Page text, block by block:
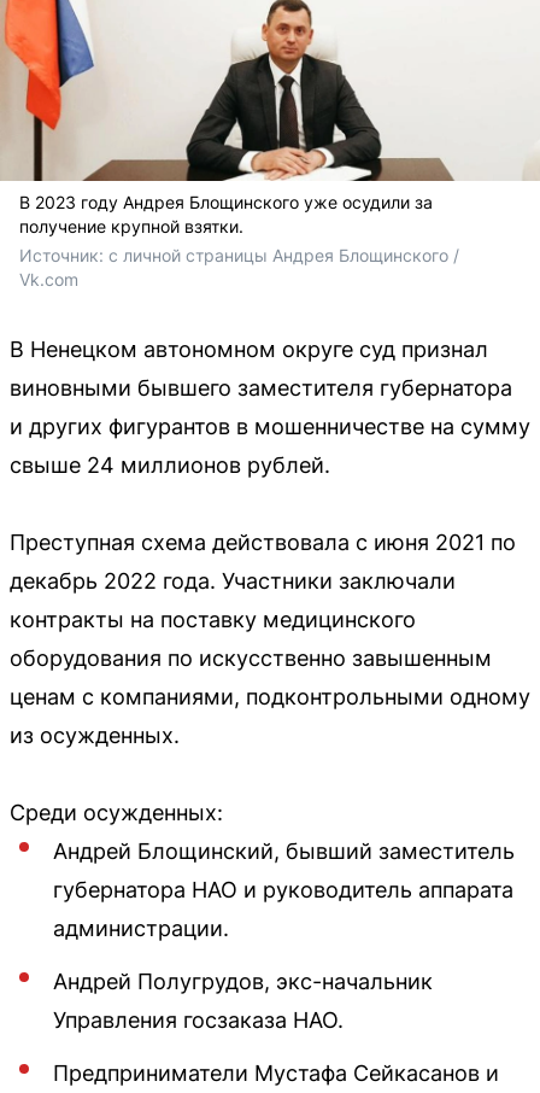
В 2023 году Андрея Блощинского уже осудили за
получение крупной взятки.
Источник: с личной страницы Андрея Блощинского /
Vk.com
В Ненецком автономном округе суд признал
виновными бывшего заместителя губернатора
и других фигурантов в мошенничестве на сумму
свыше 24 миллионов рублей.
Преступная схема действовала с июня 2021 по
декабрь 2022 года. Участники заключали
контракты на поставку медицинского
оборудования по искусственно завышенным
ценам с компаниями, подконтрольными одному
из осужденных.
Среди осужденных:
Андрей Блощинский, бывший заместитель
губернатора НАО и руководитель аппарата
администрации.
Андрей Полугрудов, экс-начальник
Управления госзаказа НАО.
Предприниматели Мустафа Сейкасанов и